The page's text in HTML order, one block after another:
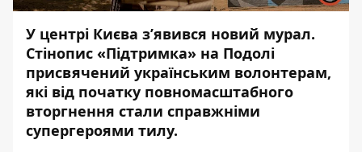
У центрі Києва з’явився новий мурал.
Стінопис «Підтримка» на Подолі
присвячений українським волонтерам,
які від початку повномасштабного
вторгнення стали справжніми
супергероями тилу.